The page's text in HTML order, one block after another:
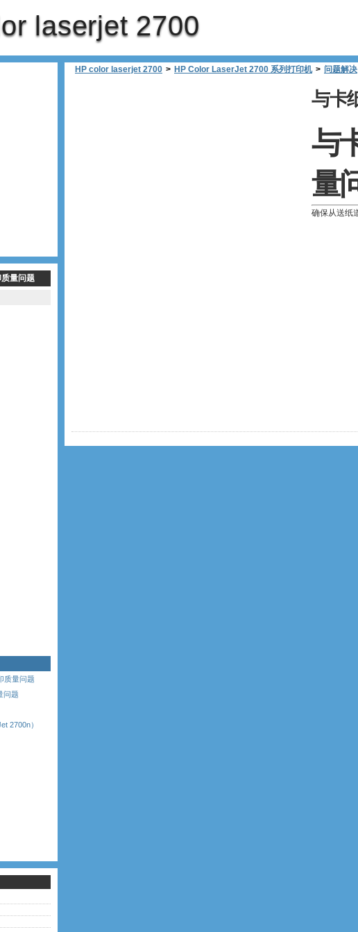
laserjet 2700
HP color laserjet 2700 > HP Color LaserJet 2700 系列打印机 > 问题解决
与卡
与
量
确保从送纸
量问题
质量问题
问题
2700n）